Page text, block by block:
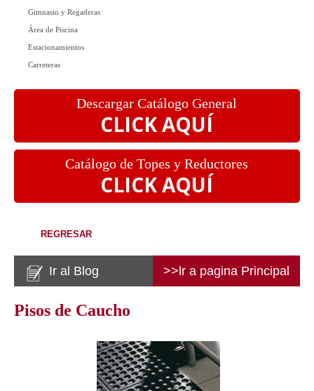
Gimnasio y Regaderas
Área de Piscina
Estacionamientos
Carreteras
Descargar Catálogo General
CLICK AQUÍ
Catálogo de Topes y Reductores
CLICK AQUÍ
REGRESAR
Ir al Blog >>lr a pagina Principal
Pisos de Caucho